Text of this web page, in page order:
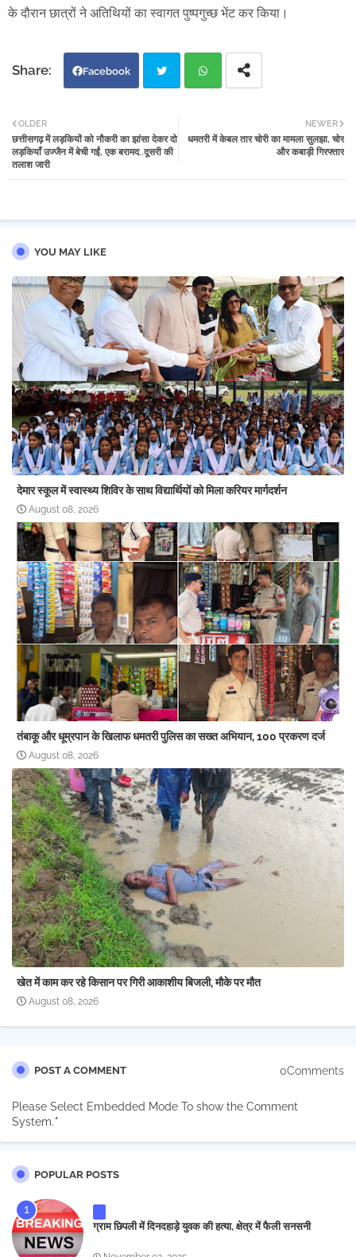
के दौरान छात्रों ने अतिथियों का स्वागत पुष्पगुच्छ भेंट कर किया।
Facebook
tter atsa
NEWER
धमतरी में केबल तार चोरी का मामला सुलझा, चोर
और कबाड़ी गिरफ्तार
OLDER
छत्तीसगढ़ में लड़कियों को नौकरी का झांसा देकर दो
लड़कियाँ उज्जैन में बेची गईं, एक बरामद..दूसरी की
तलाश जारी
YOU MAY LIKE
देमार स्कूल में स्वास्थ्य शिविर के साथ विद्यार्थियों को मिला करियर मार्गदर्शन
August 08, 2026
तंबाकू और धूम्रपान के खिलाफ धमतरी पुलिस का सख्त अभियान, 100 प्रकरण दर्ज
August 08, 2026
खेत में काम कर रहे किसान पर गिरी आकाशीय बिजली, मौके पर मौत
August 08, 2026
POST A COMMENT 0Comments
Please Select Embedded Mode To show the Comment
System.*
POPULAR POSTS
ग्राम छिपली में दिनदहाड़े युवक की हत्या, क्षेत्र में फैली सनसनी